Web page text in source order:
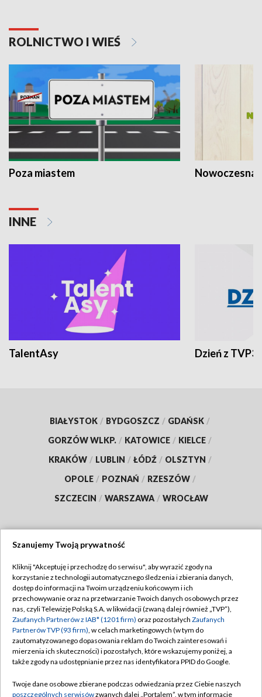
ROLNICTWO I WIEŚ
Poza miastem Nowoczesna
INNE
TalentAsy Dzień z TVP3
BIAŁYSTOK / BYDGOSZCZ / GDAŃSK /
GORZÓW WLKP. / KATOWICE / KIELCE /
KRAKÓW / LUBLIN / ŁÓDŹ / OLSZTYN /
OPOLE / POZNAŃ / RZESZÓW /
SZCZECIN / WARSZAWA / WROCŁAW
TVP
Abonament TVP
Emisja w TVP
Centrum informacji TVP
Naziemna Telewizja Cyfrowa
Rada Programowa
Regulamin TVP
Polityka prywatności
Moje zgody
Pomoc
Szanujemy Twoją prywatność
Kliknij "Akceptuję i przechodzę do serwisu", aby wyrazić zgody na
korzystanie z technologii automatycznego śledzenia i zbierania danych,
dostęp do informacji na Twoim urządzeniu końcowym i ich
przechowywanie oraz na przetwarzanie Twoich danych osobowych przez
nas, czyli Telewizję Polską S.A. w likwidacji (zwaną dalej również „TVP”),
Zaufanych Partnerów z IAB* (1201 firm) oraz pozostałych Zaufanych
Partnerów TVP (93 firm), w celach marketingowych (w tym do
zautomatyzowanego dopasowania reklam do Twoich zainteresowań i
mierzenia ich skuteczności) i pozostałych, które wskazujemy poniżej, a
także zgody na udostępnianie przez nas identyfikatora PPID do Google.
Twoje dane osobowe zbierane podczas odwiedzania przez Ciebie naszych
poszczególnych serwisówzwanych dalej „Portalem”, w tym informacje